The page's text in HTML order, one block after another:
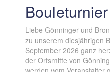
Liebe Gönninger und
zu unserem diesjährigen
September 2026 ganz
der Ortsmitte von